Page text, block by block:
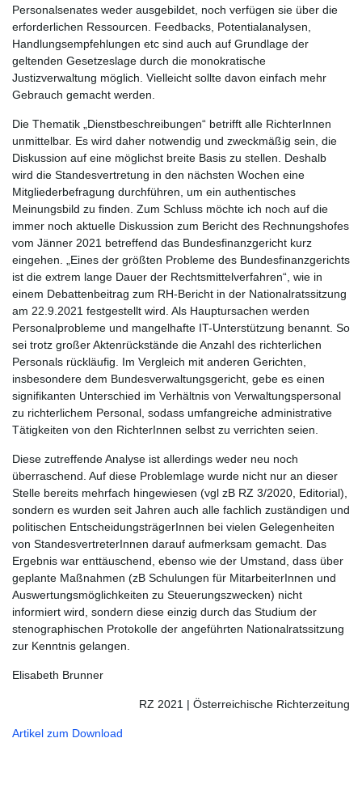
Personalsenates weder ausgebildet, noch verfügen sie über die
erforderlichen Ressourcen. Feedbacks, Potentialanalysen,
Handlungsempfehlungen etc sind auch auf Grundlage der
geltenden Gesetzeslage durch die monokratische
Justizverwaltung möglich. Vielleicht sollte davon einfach mehr
Gebrauch gemacht werden.
Die Thematik „Dienstbeschreibungen“ betrifft alle RichterInnen
unmittelbar. Es wird daher notwendig und zweckmäßig sein, die
Diskussion auf eine möglichst breite Basis zu stellen. Deshalb
wird die Standesvertretung in den nächsten Wochen eine
Mitgliederbefragung durchführen, um ein authentisches
Meinungsbild zu finden. Zum Schluss möchte ich noch auf die
immer noch aktuelle Diskussion zum Bericht des Rechnungshofes
vom Jänner 2021 betreffend das Bundesfinanzgericht kurz
eingehen. „Eines der größten Probleme des Bundesfinanzgerichts
ist die extrem lange Dauer der Rechtsmittelverfahren“, wie in
einem Debattenbeitrag zum RH-Bericht in der Nationalratssitzung
am 22.9.2021 festgestellt wird. Als Hauptursachen werden
Personalprobleme und mangelhafte IT-Unterstützung benannt. So
sei trotz großer Aktenrückstände die Anzahl des richterlichen
Personals rückläufig. Im Vergleich mit anderen Gerichten,
insbesondere dem Bundesverwaltungsgericht, gebe es einen
signifikanten Unterschied im Verhältnis von Verwaltungspersonal
zu richterlichem Personal, sodass umfangreiche administrative
Tätigkeiten von den RichterInnen selbst zu verrichten seien.
Diese zutreffende Analyse ist allerdings weder neu noch
überraschend. Auf diese Problemlage wurde nicht nur an dieser
Stelle bereits mehrfach hingewiesen (vgl zB RZ 3/2020, Editorial),
sondern es wurden seit Jahren auch alle fachlich zuständigen und
politischen EntscheidungsträgerInnen bei vielen Gelegenheiten
von StandesvertreterInnen darauf aufmerksam gemacht. Das
Ergebnis war enttäuschend, ebenso wie der Umstand, dass über
geplante Maßnahmen (zB Schulungen für MitarbeiterInnen und
Auswertungsmöglichkeiten zu Steuerungszwecken) nicht
informiert wird, sondern diese einzig durch das Studium der
stenographischen Protokolle der angeführten Nationalratssitzung
zur Kenntnis gelangen.
Elisabeth Brunner
RZ 2021 | Österreichische Richterzeitung
Artikel zum Download